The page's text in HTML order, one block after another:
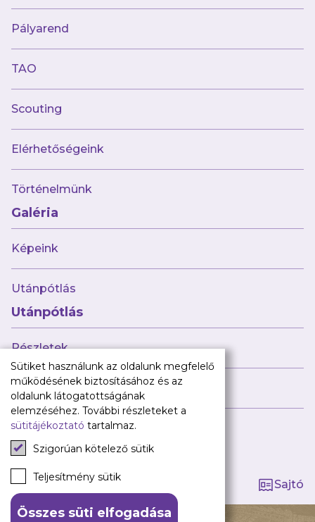
Pályarend
TAO
Scouting
Elérhetőségeink
Történelmünk
Galéria
Képeink
Utánpótlás
Utánpótlás
Részletek
Híreink
Tagság kezelése
Sajtó
Múltunk
Jelenünk
Meccseink
Híreink
Csapataink
Galéria
Utánpótlás
Babaváró
ajándékcsomag
Újpest FC
TAO
Klub infó
Sajtó
Press Kit
Újpest FC Shop
Digitális felületeink
Facebook
Instagram
Tiktok
Youtube
Spotify
Sütiket használunk az oldalunk megfelelő
működésének biztosításához és az
oldalunk látogatottságának
elemzéséhez. További részleteket a
sütitájékoztató tartalmaz.
Szigorúan kötelező sütik
Teljesítmény sütik
Összes süti elfogadása